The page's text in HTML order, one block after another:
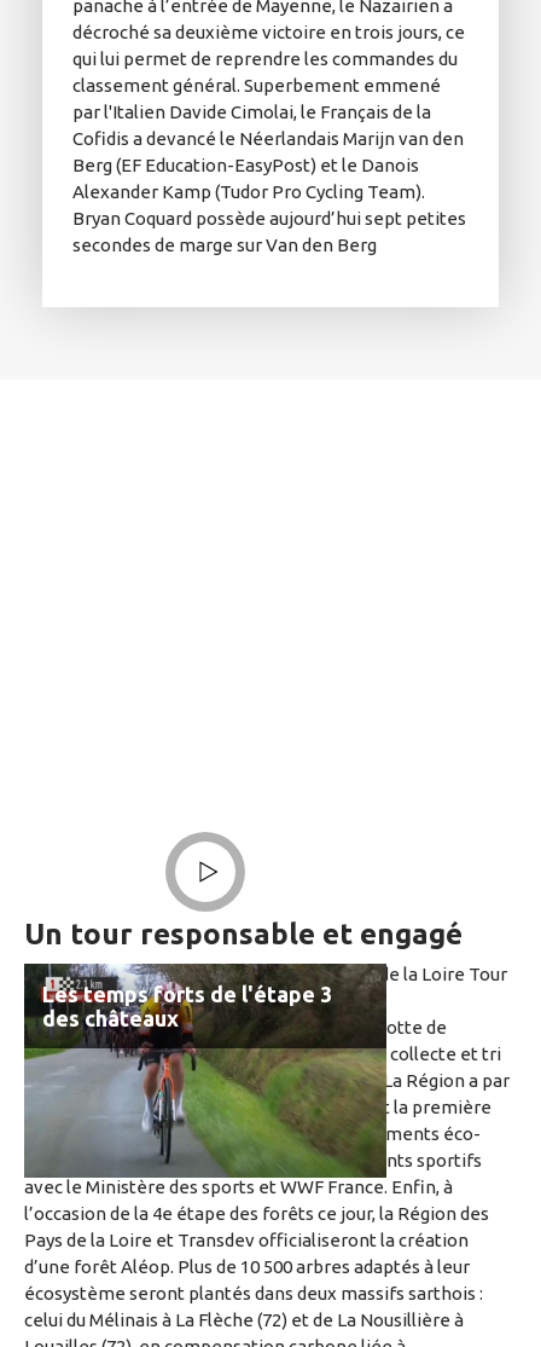
panache à l’entrée de Mayenne, le Nazairien a
décroché sa deuxième victoire en trois jours, ce
qui lui permet de reprendre les commandes du
classement général. Superbement emmené
par l'Italien Davide Cimolai, le Français de la
Cofidis a devancé le Néerlandais Marijn van den
Berg (EF Education-EasyPost) et le Danois
Alexander Kamp (Tudor Pro Cycling Team).
Bryan Coquard possède aujourd’hui sept petites
secondes de marge sur Van den Berg
Les temps forts de l'étape 3
des châteaux
Lire la vidéo
Un tour responsable et engagé
La Région a souhaité placer le Région Pays de la Loire Tour
sous le signe de la responsabilité sociale et
environnementale : absence de caravane, flotte de
véhicules hybrides, ambition zéro plastique, collecte et tri
des déchets, fournisseurs en circuit court… La Région a par
ailleurs officialisé son engagement en étant la première
collectivité à signer la Charte des 15 engagements éco-
responsables des organisateurs d’événements sportifs
avec le Ministère des sports et WWF France. Enfin, à
l’occasion de la 4e étape des forêts ce jour, la Région des
Pays de la Loire et Transdev officialiseront la création
d’une forêt Aléop. Plus de 10 500 arbres adaptés à leur
écosystème seront plantés dans deux massifs sarthois :
celui du Mélinais à La Flèche (72) et de La Nousillière à